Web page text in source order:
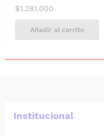
$1.281.000
Añadir al carrito
Institucional